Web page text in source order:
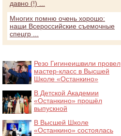
давно (!) ...
Многих помню очень хорошо:
наши Всероссийские съемочные
спецгр ...
Резо Гигинеишвили провел
мастер-класс в Высшей
Школе «Останкино»
В Детской Академии
«Останкино» прошёл
выпускной
В Высшей Школе
«Останкино» состоялась